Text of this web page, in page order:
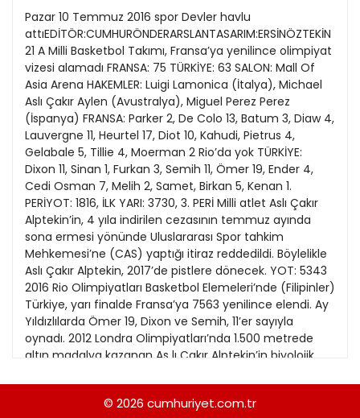
Evleniyoruz
Güney Dogu
Kitap Eki
Özel Ekler
Özel Okullar
Sevgililer Günü
Siyaset Eki
Sürdürülebilir yaşam
Turizm Eki
Yerel Yönetimler
1991
1990
1989
1988
1987
1986
1985
1984
1983
1982
1981
1980
19
20
21
22
23
24
25
26
27
28
29
30
31
11
12
13
14
15
16
17
18
19
20
21
22
Pazar 10 Temmuz 2016 spor Devler havlu
attıEDİTÖR:CUMHURÖNDERARSLANTASARIM:ERSİNÖZTEKİN
21 A Milli Basketbol Takımı, Fransa’ya yenilince olimpiyat
vizesi alamadı FRANSA: 75 TÜRKİYE: 63 SALON: Mall Of
Asia Arena HAKEMLER: Luigi Lamonica (İtalya), Michael
Aslı Çakır Aylen (Avustralya), Miguel Perez Perez
(İspanya) FRANSA: Parker 2, De Colo 13, Batum 3, Diaw 4,
Lauvergne 11, Heurtel 17, Diot 10, Kahudi, Pietrus 4,
Gelabale 5, Tillie 4, Moerman 2 Rio’da yok TÜRKİYE:
Dixon 11, Sinan 1, Furkan 3, Semih 11, Ömer 19, Ender 4,
Cedi Osman 7, Melih 2, Samet, Birkan 5, Kenan 1.
PERİYOT: 1816, İLK YARI: 3730, 3. PERİ Milli atlet Aslı Çakır
Alptekin’in, 4 yıla indirilen cezasının temmuz ayında
sona ermesi yönünde Uluslararası Spor tahkim
Mehkemesi’ne (CAS) yaptığı itiraz reddedildi. Böylelikle
Aslı Çakır Alptekin, 2017’de pistlere dönecek. YOT: 5343
2016 Rio Olimpiyatları Basketbol Elemeleri’nde (Filipinler)
Türkiye, yarı finalde Fransa’ya 7563 yenilince elendi. Ay
Yıldızlılarda Ömer 19, Dixon ve Semih, 11’er sayıyla
oynadı. 2012 Londra Olimpiyatları’nda 1.500 metrede
altın madalya kazanan As lı Çakır Alptekin’in biyolojik
sonucunda, milli atle te, 2004’ten sonra ikinci kez
doping maddesi kullandığı gerekçesiyle 8 yıl men
© 2026 cumhuriyet.com.tr